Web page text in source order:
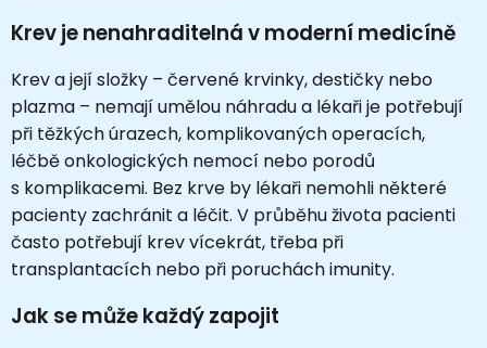
Krev je nenahraditelná v moderní medicíně
Krev a její složky – červené krvinky, destičky nebo
plazma – nemají umělou náhradu a lékaři je potřebují
při těžkých úrazech, komplikovaných operacích,
léčbě onkologických nemocí nebo porodů
s komplikacemi. Bez krve by lékaři nemohli některé
pacienty zachránit a léčit. V průběhu života pacienti
často potřebují krev vícekrát, třeba při
transplantacích nebo při poruchách imunity.
Jak se může každý zapojit